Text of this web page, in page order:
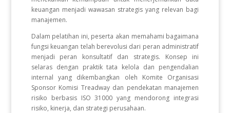
keuangan menjadi wawasan strategis yang relevan bagi
manajemen.
Dalam pelatihan ini, peserta akan memahami bagaimana
fungsi keuangan telah berevolusi dari peran administratif
menjadi peran konsultatif dan strategis. Konsep ini
selaras dengan praktik tata kelola dan pengendalian
internal yang dikembangkan oleh Komite Organisasi
Sponsor Komisi Treadway dan pendekatan manajemen
risiko berbasis ISO 31000 yang mendorong integrasi
risiko, kinerja, dan strategi perusahaan.